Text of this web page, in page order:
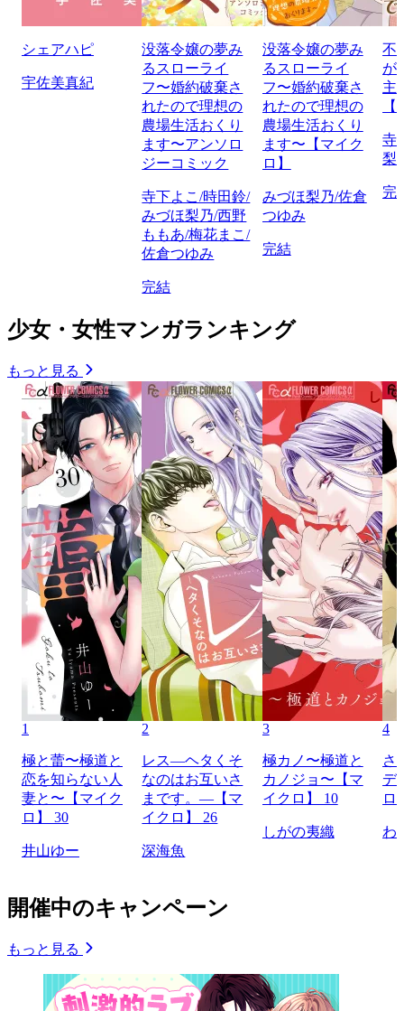
シェアハピ
宇佐美真紀
没落令嬢の夢み
るスローライ
フ〜婚約破棄さ
れたので理想の
農場生活おくり
ます〜アンソロ
ジーコミック
寺下よこ/時田鈴/
みづほ梨乃/西野
ももあ/梅花まこ/
佐倉つゆみ
完結
没落令嬢の夢み
るスローライ
フ〜婚約破棄さ
れたので理想の
農場生活おくり
ます〜【マイク
ロ】
みづほ梨乃/佐倉
つゆみ
完結
不
が
主
寺
梨
完
少女・女性マンガランキング
もっと見る
1
極と蕾〜極道と
恋を知らない人
妻と〜【マイク
ロ】 30
井山ゆー
2
レス―ヘタくそ
なのはお互いさ
まです。―【マ
イクロ】 26
深海魚
3
極カノ〜極道と
カノジョ〜【マ
イクロ】 10
しがの夷織
4
さ
デ
ロ
わ
開催中のキャンペーン
もっと見る